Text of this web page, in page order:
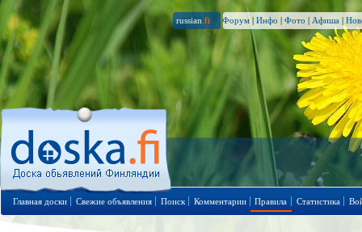
russian .fi Форум | Инфо | Фото | Афиша |
Главная доски Свежие объявления Поиск Комментарии Правила Статистика